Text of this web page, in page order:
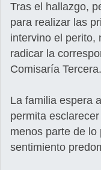
Tras el hallazgo,
para realizar las
intervino el perito,
radicar la
Comisaría Tercera.
La familia espera
permita
menos parte de lo
sentimiento